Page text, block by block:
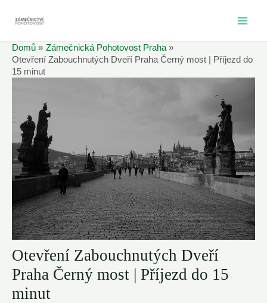
Domů
Zámečnická Pohotovost Praha
Otevření Zabouchnutých Dveří Praha Černý most | Příjezd do
15 minut
Otevření Zabouchnutých Dveří
Praha Černý most | Příjezd do 15
minut